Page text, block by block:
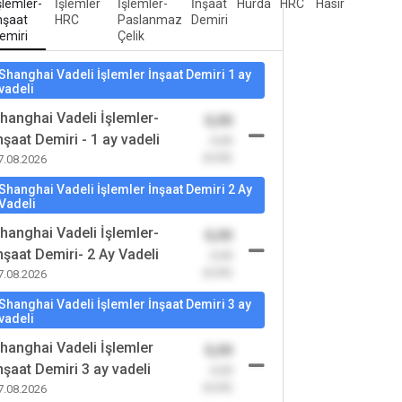
İşlemler
HRC
İşlemler-
Paslanmaz
Çelik
İnşaat
Demiri
Hurda
HRC
Hasır
Vadeli İşlemler İnşaat Demiri 1 ay
Vadeli İşlemler-
Demiri - 1 ay vadeli
0,00
Vadeli İşlemler İnşaat Demiri 2 Ay
Vadeli İşlemler-
Demiri- 2 Ay Vadeli
0,00
Vadeli İşlemler İnşaat Demiri 3 ay
Vadeli İşlemler
Demiri 3 ay vadeli
0,00